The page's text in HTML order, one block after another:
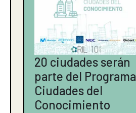
20 ciudades serán
parte del Programa
Ciudades del
Conocimiento